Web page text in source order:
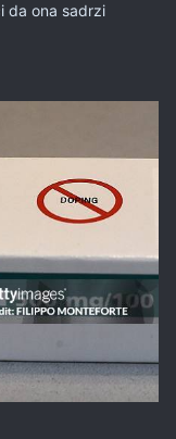
da ona sadrzi